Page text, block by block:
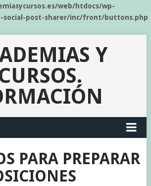
web/htdocs/wp-
social-post-sharer/inc/front/buttons.php
Y
PARA PREPARAR